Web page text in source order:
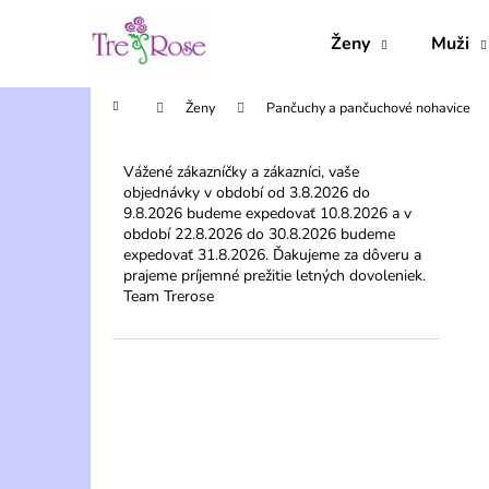
Ženy Muži
Domov Ženy Pančuchy a pančuchové nohavice
Vážené zákazníčky a zákazníci, vaše
objednávky v období od 3.8.2026 do
9.8.2026 budeme expedovať 10.8.2026 a v
období 22.8.2026 do 30.8.2026 budeme
expedovať 31.8.2026. Ďakujeme za dôveru a
prajeme príjemné prežitie letných dovoleniek.
Team Trerose
Späť
do
Späť
do